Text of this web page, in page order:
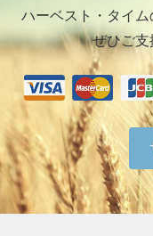
ハーベスト・タイム
ぜひご支